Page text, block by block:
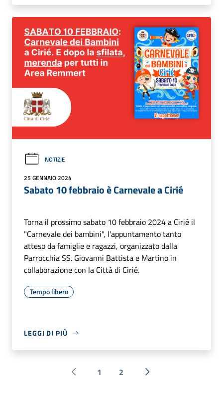
NOTIZIE
25 GENNAIO 2024
Sabato 10 febbraio è Carnevale a Cirié
Torna il prossimo sabato 10 febbraio 2024 a Cirié il
"Carnevale dei bambini", l'appuntamento tanto
atteso da famiglie e ragazzi, organizzato dalla
Parrocchia SS. Giovanni Battista e Martino in
collaborazione con la Città di Cirié.
Tempo libero
LEGGI DI PIÙ
Pagina precedente
1 2 Successiva »